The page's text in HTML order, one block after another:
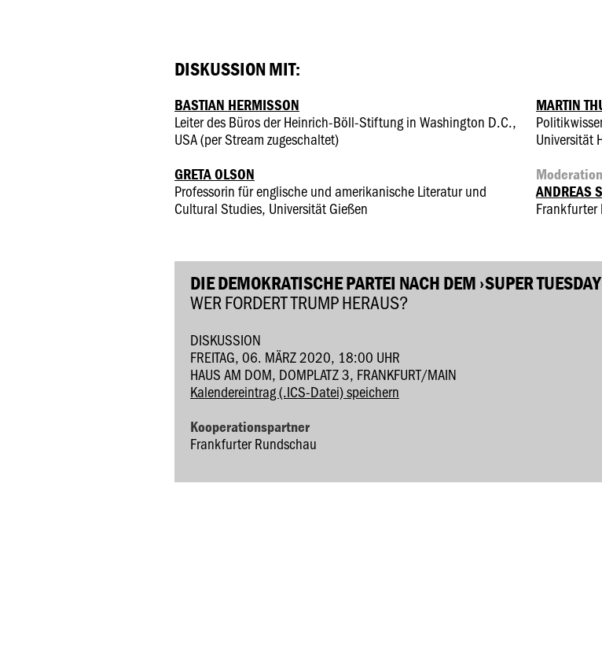
DISKUSSION MIT:
BASTIAN HERMISSON
Leiter des Büros der Heinrich-Böll-Stiftung in Washington D.C.,
USA (per Stream zugeschaltet)
GRETA OLSON
Professorin für englische und amerikanische Literatur und
Cultural Studies, Universität Gießen
MARTIN
Universität
ANDREAS
Frankfurter
DIE DEMOKRATISCHE PARTEI NACH DEM ›SUPER
WER FORDERT TRUMP HERAUS?
DISKUSSION
FREITAG, 06. MÄRZ 2020, 18:00 UHR
HAUS AM DOM, DOMPLATZ 3, FRANKFURT/MAIN
Kalendereintrag (.ICS-Datei) speichern
Kooperationspartner
Frankfurter Rundschau